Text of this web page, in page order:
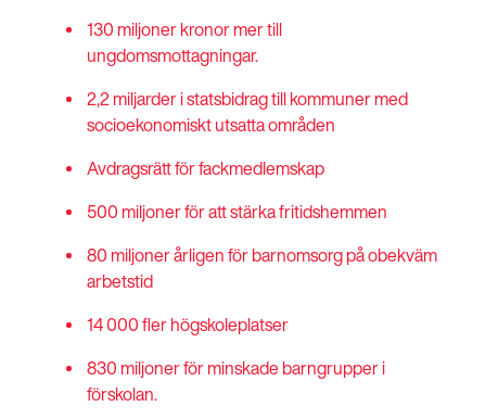
130 miljoner kronor mer till
ungdomsmottagningar.
2,2 miljarder i statsbidrag till kommuner med
socioekonomiskt utsatta områden
Avdragsrätt för fackmedlemskap
500 miljoner för att stärka fritidshemmen
80 miljoner årligen för barnomsorg på obekväm
arbetstid
14 000 fler högskoleplatser
830 miljonerför minskade barngrupper i
förskolan.